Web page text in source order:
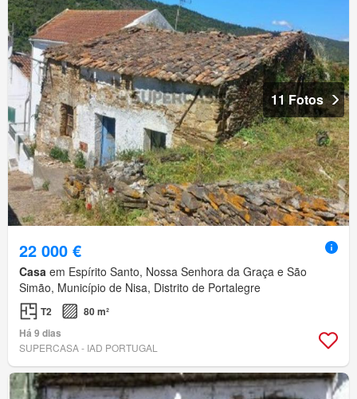
11 Fotos
22 000 €
Casa em Espírito Santo, Nossa Senhora da Graça e São
Simão, Município de Nisa, Distrito de Portalegre
T2
80 m²
Há 9 dias
SUPERCASA - IAD PORTUGAL